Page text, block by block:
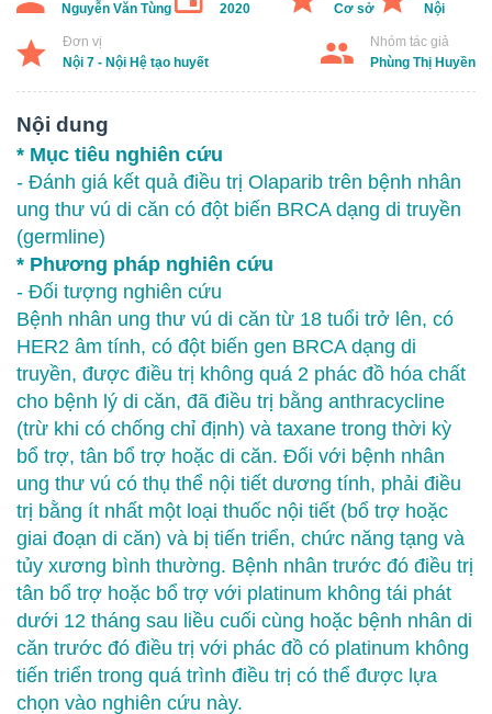
Nguyễn Văn Tùng
2020
Cơ sở
Nội
Đơn vị
Nội 7 - Nội Hệ tạo huyết
Nhóm tác giả
Phùng Thị Huyền
Nội dung
* Mục tiêu nghiên cứu
- Đánh giá kết quả điều trị Olaparib trên bệnh nhân
ung thư vú di căn có đột biến BRCA dạng di truyền
(germline)
* Phương pháp nghiên cứu
- Đối tượng nghiên cứu
Bệnh nhân ung thư vú di căn từ 18 tuổi trở lên, có
HER2 âm tính, có đột biến gen BRCA dạng di
truyền, được điều trị không quá 2 phác đồ hóa chất
cho bệnh lý di căn, đã điều trị bằng anthracycline
(trừ khi có chống chỉ định) và taxane trong thời kỳ
bổ trợ, tân bổ trợ hoặc di căn. Đối với bệnh nhân
ung thư vú có thụ thể nội tiết dương tính, phải điều
trị bằng ít nhất một loại thuốc nội tiết (bổ trợ hoặc
giai đoạn di căn) và bị tiến triển, chức năng tạng và
tủy xương bình thường. Bệnh nhân trước đó điều trị
tân bổ trợ hoặc bổ trợ với platinum không tái phát
dưới 12 tháng sau liều cuối cùng hoặc bệnh nhân di
căn trước đó điều trị với phác đồ có platinum không
tiến triển trong quá trình điều trị có thể được lựa
chọn vào nghiên cứu này.